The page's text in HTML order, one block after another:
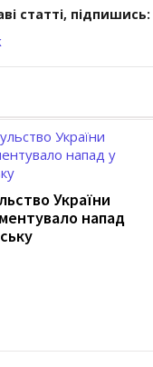
статті, підпишись:
України
напад